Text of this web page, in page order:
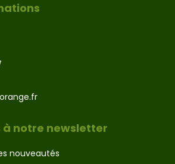
notre newsletter
nouveautés